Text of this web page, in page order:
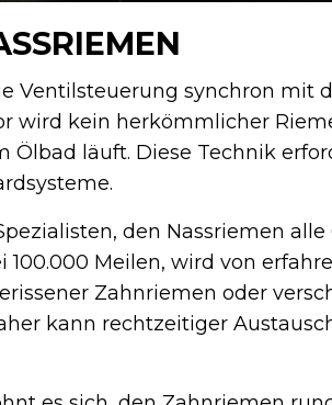
Ventilsteuerung synchron mit
wird kein herkömmlicher
Ölbad läuft. Diese Technik
den Nassriemen alle
Meilen, wird von
Zahnriemen oder
kann rechtzeitiger